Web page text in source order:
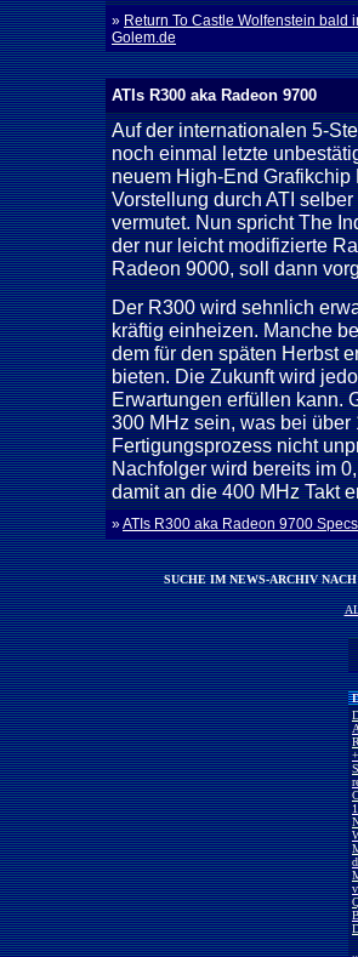
» Return To Castle Wolfenstein bald
Golem.de
ATIs R300 aka Radeon 9700
Auf der internationalen 5-
noch einmal letzte
neuem High-End
Vorstellung durch ATI
vermutet. Nun spricht The
der nur leicht modifizierte
Radeon 9000, soll dann
Der R300 wird sehnlich
kräftig einheizen. Manche
dem für den späten Herbst
bieten. Die Zukunft wird
Erwartungen erfüllen kann.
300 MHz sein, was bei
Fertigungsprozess nicht
Nachfolger wird bereits im
damit an die 400 MHz Takt
»ATIs R300 aka Radeon 9700
SUCHE IM NEWS-ARCHIV